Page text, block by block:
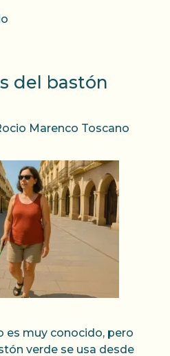
del bastón
Marenco Toscano
es muy conocido, pero
verde se usa desde